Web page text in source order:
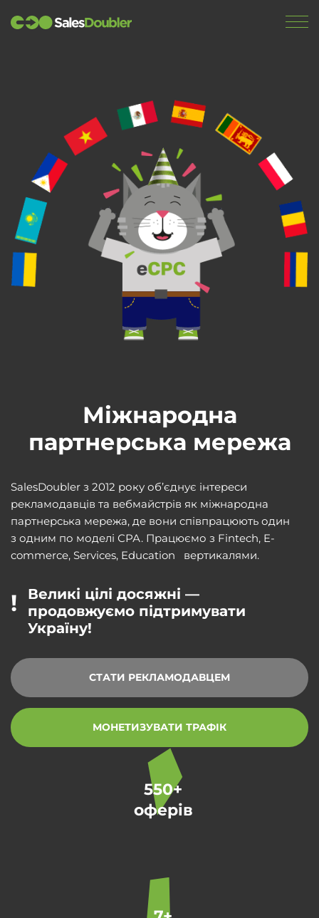
Міжнародна
партнерська мережа
SalesDoubler з 2012 року об’єднує інтереси
рекламодавців та вебмайстрів як міжнародна
партнерська мережа, де вони співпрацюють один
з одним по моделі СРА. Працюємо з Fintech, E-
commerce, Services, Education вертикалями.
!
Великі цілі досяжні —
продовжуємо підтримувати
Україну!
СТАТИ РЕКЛАМОДАВЦЕМ
МОНЕТИЗУВАТИ ТРАФІК
550+
оферів